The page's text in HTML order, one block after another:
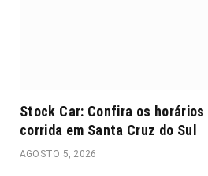
Stock Car: Confira os
corrida em Santa Cruz do Sul
AGOSTO 5, 2026